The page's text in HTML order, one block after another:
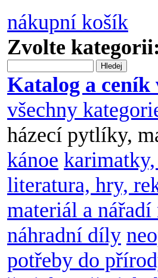
nákupní košík
Zvolte kategorii:
Hledej
Katalog a ceník
všechny
házecí pytlíky,
kánoe
literatura, hry,
materiál a nářadí
náhradní díly
potřeby do